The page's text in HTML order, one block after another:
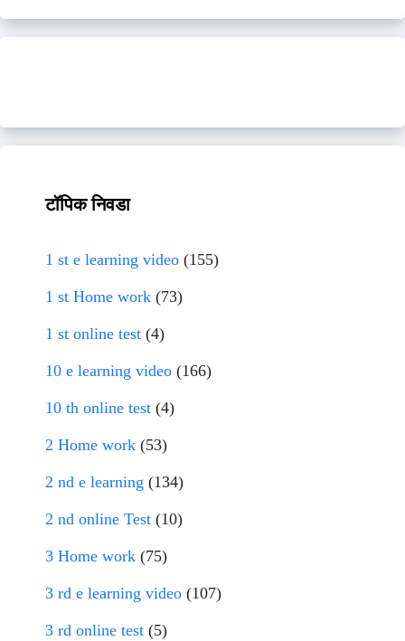
टॉपिक निवडा
1 st e learning video (155)
1 st Home work (73)
1 st online test (4)
10 e learning video (166)
10 th online test (4)
2 Home work (53)
2 nd e learning (134)
2 nd online Test (10)
3 Home work (75)
3 rd e learning video (107)
3 rd online test (5)